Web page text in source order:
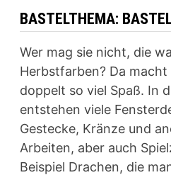
BASTELTHEMA:
Wer mag sie nicht, die
Herbstfarben? Da
doppelt so viel Spaß. In
entstehen viele
Gestecke, Kränze und
Arbeiten, aber auch
Beispiel Drachen, die